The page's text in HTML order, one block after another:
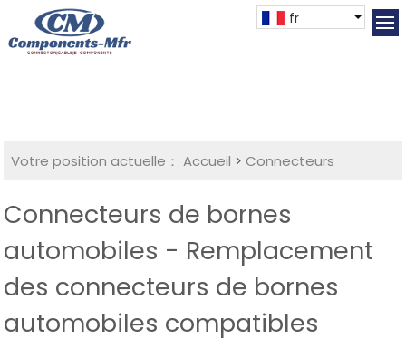
fr
Votre position actuelle： Accueil >Connecteurs
Connecteurs de bornes
automobiles - Remplacement
des connecteurs de bornes
automobiles compatibles